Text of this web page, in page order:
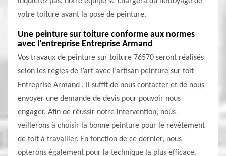
votre toiture avant la pose de peinture.
Une peinture sur toiture conforme aux normes
avec l’entreprise Entreprise Armand
Vos travaux de peinture sur toiture 76570 seront réalisés
selon les règles de l’art avec l’artisan peinture sur toit
Entreprise Armand . Il suffit de nous contacter et de nous
envoyer une demande de devis pour pouvoir nous
engager. Afin de réussir notre intervention, nous
veillerons à choisir la bonne peinture pour le revêtement
de toit à travailler. En fonction de ce dernier, nous
opterons également pour la technique la plus efficace.